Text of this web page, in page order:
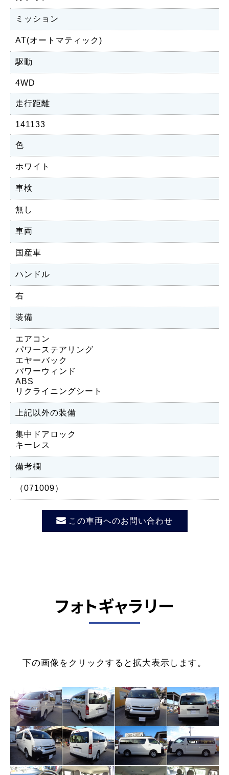
ミッション
AT(オートマティック)
駆動
4WD
走行距離
141133
色
ホワイト
車検
無し
車両
国産車
ハンドル
右
装備
エアコン
パワーステアリング
エヤーバック
パワーウィンド
ABS
リクライニングシート
上記以外の装備
集中ドアロック
キーレス
備考欄
（071009）
この車両へのお問い合わせ
フォトギャラリー
下の画像をクリックすると拡大表示します。